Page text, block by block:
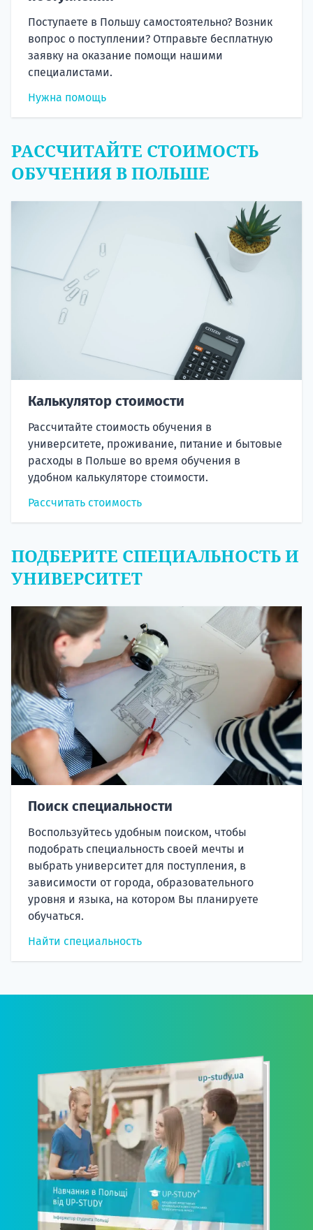
Поступаете в Польшу самостоятельно? Возник
вопрос о поступлении? Отправьте бесплатную
заявку на оказание помощи нашими
специалистами.
Нужна помощь
РАССЧИТАЙТЕ СТОИМОСТЬ
ОБУЧЕНИЯ В ПОЛЬШЕ
Калькулятор стоимости
Рассчитайте стоимость обучения в
университете, проживание, питание и бытовые
расходы в Польше во время обучения в
удобном калькуляторе стоимости.
Рассчитать стоимость
ПОДБЕРИТЕ СПЕЦИАЛЬНОСТЬ И
УНИВЕРСИТЕТ
Поиск специальности
Воспользуйтесь удобным поиском, чтобы
подобрать специальность своей мечты и
выбрать университет для поступления, в
зависимости от города, образовательного
уровня и языка, на котором Вы планируете
обучаться.
Найти специальность